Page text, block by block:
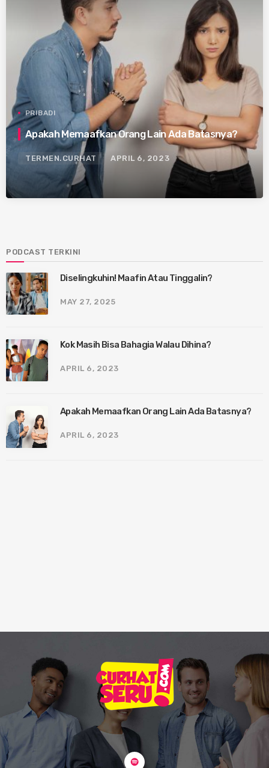
PRIBADI
Apakah Memaafkan Orang Lain Ada Batasnya?
TERMEN.CURHAT APRIL 6, 2023
PODCAST TERKINI
Diselingkuhin! Maafin Atau Tinggalin?
MAY 27, 2025
Kok Masih Bisa Bahagia Walau Dihina?
APRIL 6, 2023
Apakah Memaafkan Orang Lain Ada Batasnya?
APRIL 6, 2023